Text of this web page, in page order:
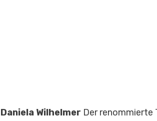
Daniela Wilhelmer Der renommierte